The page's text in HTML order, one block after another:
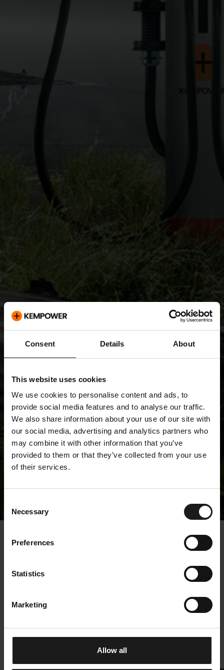
Consent Details About
This website uses cookies
We use cookies to personalise content and ads, to
provide social media features and to analyse our traffic.
We also share information about your use of our site with
our social media, advertising and analytics partners who
may combine it with other information that you’ve
provided to them or that they’ve collected from your use
of their services.
Selection
Necessary
Preferences
Statistics
Marketing
Allow all
Tiedotteet
« Tiedotteet
Kempower ja TSG
toimittivat kaksi
sähköbussien
Italian Emilia-
Romagnaan